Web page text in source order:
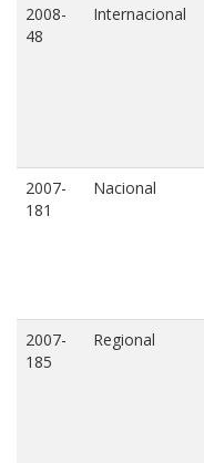
2008-
48
Internacional
2007-
181
Nacional
2007-
185
Regional